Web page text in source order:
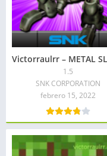
1.5
SNK CORPORATION
febrero 15, 2022